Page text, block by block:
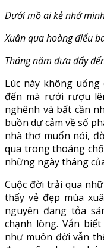
Dưới mồ ai kẻ nhớ
Xuân qua hoàng điểu
Tháng năm đưa đẩy
Lúc này không
đến mà rưới rượu
nghênh và bất cần
buồn dự cảm về số
nhà thơ muốn nói,
qua trong thoáng
những ngày tháng
Cuộc đời trải qua
thấy vẻ đẹp mùa
nguyên đang tỏa
chạnh lòng. Vẫn
như muôn đời vẫn